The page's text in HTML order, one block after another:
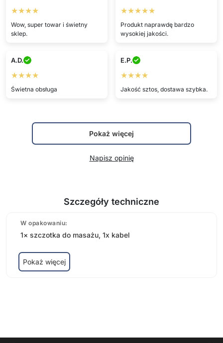
★★★★
Wow, super towar i świetny
sklep.
★★★★★
Produkt naprawdę bardzo
wysokiej jakości.
A.D.
★★★★
Świetna obsługa
E.P.
★★★★
Jakość sztos, dostawa szybka.
Pokaż więcej
Napisz opinię
Szczegóły techniczne
W opakowaniu:
1× szczotka do masażu, 1x kabel
Pokaż więcej